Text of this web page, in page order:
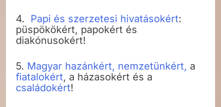
4. Papi és szerzetesi hivatásokért:
püspökökért, papokért és
diakónusokért!
5. Magyar hazánkért, nemzetünkért, a
fiatalokért, a házasokért és a
családokért!